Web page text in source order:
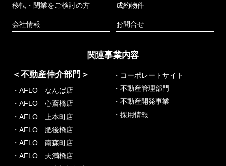
移転・閉業をご検討の方
会社情報
成約物件
お問合せ
関連事業内容
＜不動産仲介部門＞
・AFLO なんば店
・AFLO 心斎橋店
・AFLO 上本町店
・AFLO 肥後橋店
・AFLO 南森町店
・AFLO 天満橋店
・コーポレートサイト
・不動産管理部門
・不動産開発事業
・採用情報